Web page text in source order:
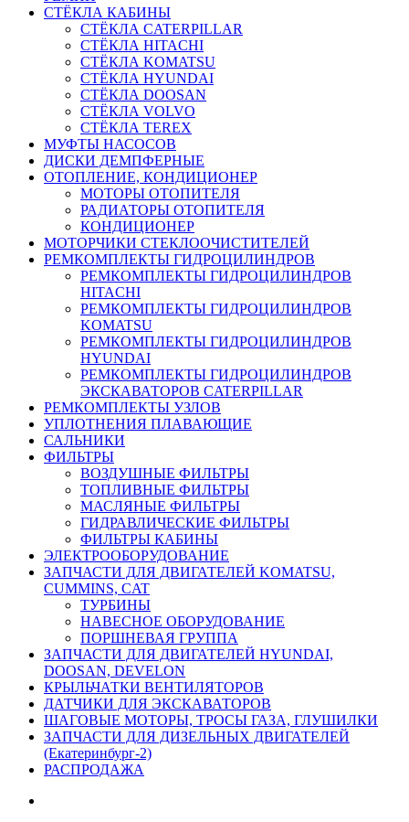
СТЁКЛА КАБИНЫ
СТЁКЛА CATERPILLAR
СТЁКЛА HITACHI
СТЁКЛА KOMATSU
СТЁКЛА HYUNDAI
СТЁКЛА DOOSAN
СТЁКЛА VOLVO
СТЁКЛА TEREX
МУФТЫ НАСОСОВ
ДИСКИ ДЕМПФЕРНЫЕ
ОТОПЛЕНИЕ, КОНДИЦИОНЕР
МОТОРЫ ОТОПИТЕЛЯ
РАДИАТОРЫ ОТОПИТЕЛЯ
КОНДИЦИОНЕР
МОТОРЧИКИ СТЕКЛООЧИСТИТЕЛЕЙ
РЕМКОМПЛЕКТЫ ГИДРОЦИЛИНДРОВ
РЕМКОМПЛЕКТЫ ГИДРОЦИЛИНДРОВ
HITACHI
РЕМКОМПЛЕКТЫ ГИДРОЦИЛИНДРОВ
KOMATSU
РЕМКОМПЛЕКТЫ ГИДРОЦИЛИНДРОВ
HYUNDAI
РЕМКОМПЛЕКТЫ ГИДРОЦИЛИНДРОВ
ЭКСКАВАТОРОВ CATERPILLAR
РЕМКОМПЛЕКТЫ УЗЛОВ
УПЛОТНЕНИЯ ПЛАВАЮЩИЕ
САЛЬНИКИ
ФИЛЬТРЫ
ВОЗДУШНЫЕ ФИЛЬТРЫ
ТОПЛИВНЫЕ ФИЛЬТРЫ
МАСЛЯНЫЕ ФИЛЬТРЫ
ГИДРАВЛИЧЕСКИЕ ФИЛЬТРЫ
ФИЛЬТРЫ КАБИНЫ
ЭЛЕКТРООБОРУДОВАНИЕ
ЗАПЧАСТИ ДЛЯ ДВИГАТЕЛЕЙ KOMATSU,
CUMMINS, CAT
ТУРБИНЫ
НАВЕСНОЕ ОБОРУДОВАНИЕ
ПОРШНЕВАЯ ГРУППА
ЗАПЧАСТИ ДЛЯ ДВИГАТЕЛЕЙ HYUNDAI,
DOOSAN, DEVELON
КРЫЛЬЧАТКИ ВЕНТИЛЯТОРОВ
ДАТЧИКИ ДЛЯ ЭКСКАВАТОРОВ
ШАГОВЫЕ МОТОРЫ, ТРОСЫ ГАЗА, ГЛУШИЛКИ
ЗАПЧАСТИ ДЛЯ ДИЗЕЛЬНЫХ ДВИГАТЕЛЕЙ
(Екатеринбург-2)
РАСПРОДАЖА